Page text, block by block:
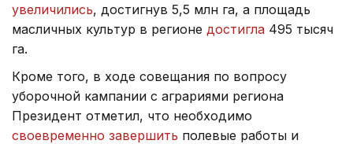
увеличились, достигнув 5,5 млн га, а площадь
масличных культур в регионе достигла 495 тысяч
га.
Кроме того, в ходе совещания по вопросу
уборочной кампании с аграриями региона
Президент отметил, что необходимо
своевременно завершить полевые работы и